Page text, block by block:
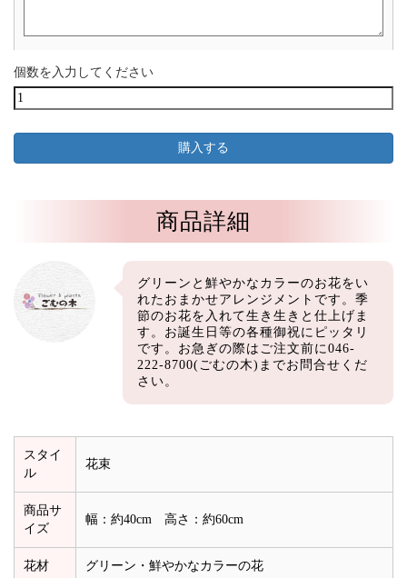
個数を入力してください
商品詳細
グリーンと鮮やかなカラーのお花をい
れたおまかせアレンジメントです。季
節のお花を入れて生き生きと仕上げま
す。お誕生日等の各種御祝にピッタリ
です。お急ぎの際はご注文前に046-
222-8700(ごむの木)までお問合せくだ
さい。
スタイ
ル
花束
商品サ
イズ
幅：約40cm 高さ：約60cm
花材 グリーン・鮮やかなカラーの花